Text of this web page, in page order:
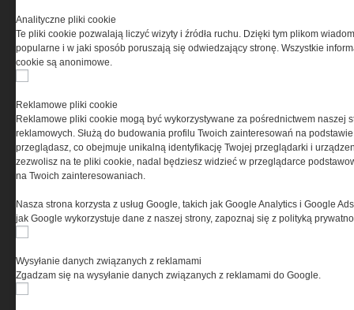
w celu świadczenia usług na najwyższym poziomie,
w tym w sposób dostosowany do indywidualnych potrzeb.
Korzystanie z witryny bez zmiany ustawień dotyczących
cookies oznacza, że będą one zamieszczane w Twoim
cookies. Nim Państwo zaczną korzystać z naszego
serwisu prosimy o zapoznanie się z nasząpolityką
prywatności orazinformacją o cookies.
Copyright © 2004-2019 Grupa MEDIUM Spółka z ograniczoną odpowiedzialnością
Spółka komandytowa, nr KRS: 0000537655. Wszelkie prawa, w tym Autora,
Wydawcy i Producenta bazy danych zastrzeżone. Jakiekolwiek dalsze
Analityczne pliki cookie
Te pliki cookie pozwalają liczyć wizyty i źródła ruchu. Dzięki tym plikom
popularne i w jaki sposób poruszają się odwiedzający stronę. Wszystkie
cookie są anonimowe.
Reklamowe pliki cookie
Reklamowe pliki cookie mogą być wykorzystywane za pośrednictwem naszej
reklamowych. Służą do budowania profilu Twoich zainteresowań na
przeglądasz, co obejmuje unikalną identyfikację Twojej przeglądarki i
zezwolisz na te pliki cookie, nadal będziesz widzieć w przeglądarce
na Twoich zainteresowaniach.
Nasza strona korzysta z usług Google, takich jak Google Analytics i Google
jak Google wykorzystuje dane z naszej strony, zapoznaj się z polityką
Wysyłanie danych związanych z reklamami
Zgadzam się na wysyłanie danych związanych z reklamami do Google.